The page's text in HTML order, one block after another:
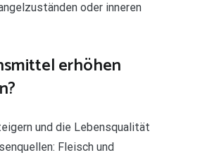
oder inneren
erhöhen
und die Lebensqualität
Fleisch und